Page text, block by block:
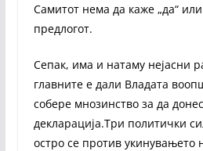
Самитот нема да каже „да“
предлогот.
Сепак, има и натаму нејасни
главните е дали Владата
собере мнозинство за да
декларација.Три политички
остро се против укинувањето